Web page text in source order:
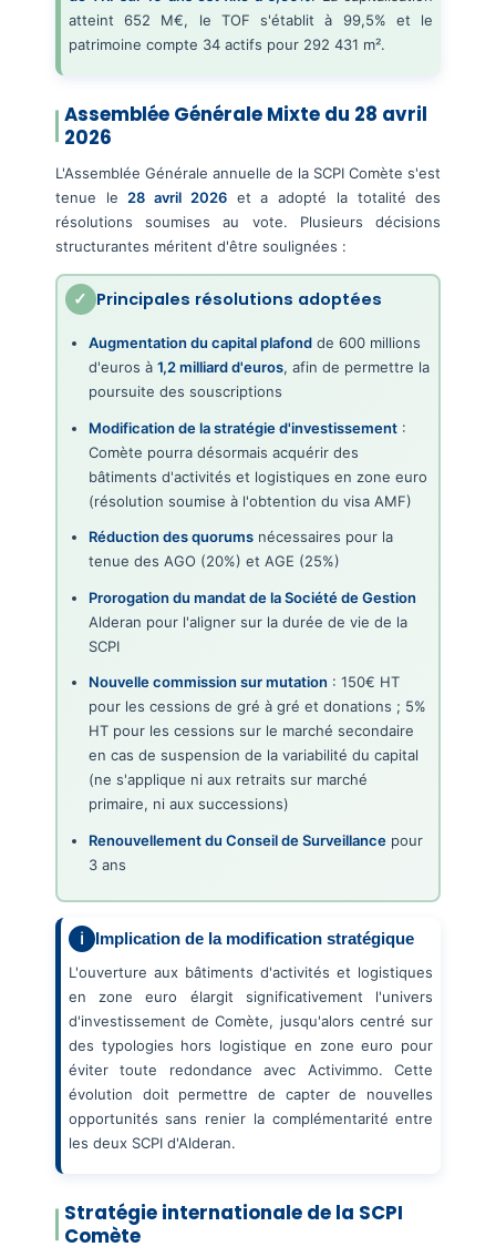
atteint 652 M€, le TOF s'établit à 99,5% et le
patrimoine compte 34 actifs pour 292 431 m².
Assemblée Générale Mixte du 28 avril
2026
L'Assemblée Générale annuelle de la SCPI Comète s'est
tenue le 28 avril 2026et a adopté la totalité des
résolutions soumises au vote. Plusieurs décisions
structurantes méritent d'être soulignées :
Principales résolutions adoptées
Augmentation du capital plafondde 600 millions
d'euros à 1,2 milliard d'euros, afin de permettre la
poursuite des souscriptions
Modification de la stratégie d'investissement:
Comète pourra désormais acquérir des
bâtiments d'activités et logistiques en zone euro
(résolution soumise à l'obtention du visa AMF)
Réduction des quorumsnécessaires pour la
tenue des AGO (20%) et AGE (25%)
Prorogation du mandat de la Société de Gestion
Alderan pour l'aligner sur la durée de vie de la
SCPI
Nouvelle commission sur mutation : 150€ HT
pour les cessions de gré à gré et donations ; 5%
HT pour les cessions sur le marché secondaire
en cas de suspension de la variabilité du capital
(ne s'applique ni aux retraits sur marché
primaire, ni aux successions)
Renouvellement du Conseil de Surveillancepour
3 ans
Implication de la modification stratégique
L'ouverture aux bâtiments d'activités et logistiques
en zone euro élargit significativement l'univers
d'investissement de Comète, jusqu'alors centré sur
des typologies hors logistique en zone euro pour
éviter toute redondance avec Activimmo. Cette
évolution doit permettre de capter de nouvelles
opportunités sans renier la complémentarité entre
les deux SCPI d'Alderan.
Stratégie internationale de la SCPI
Comète